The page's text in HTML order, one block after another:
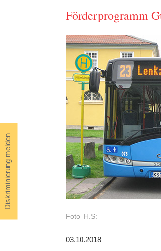
Diskriminierung melden
Förderprogramm
Foto: H.S:
03.10.2018